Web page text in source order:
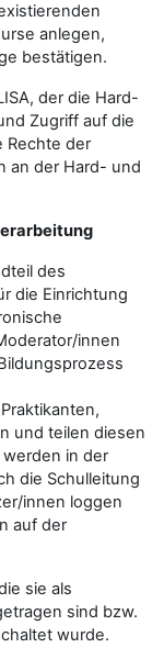
anlegen,
bestätigen.
der die Hard-
Zugriff auf die
Rechte der
an der Hard- und
des
die Einrichtung
innen
und teilen diesen
in der
die Schulleitung
innen loggen
auf der
sie als
sind bzw.
wurde.